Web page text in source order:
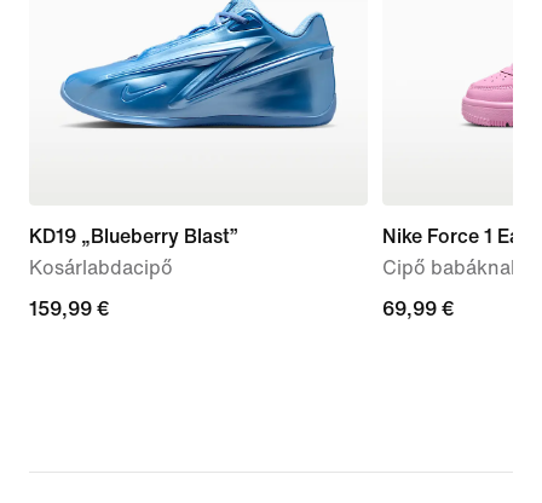
KD19 „Blueberry Blast”
Kosárlabdacipő
159,99
159,99 €
Nike Force 1
Cipő babáknak
69,99
69,99 €